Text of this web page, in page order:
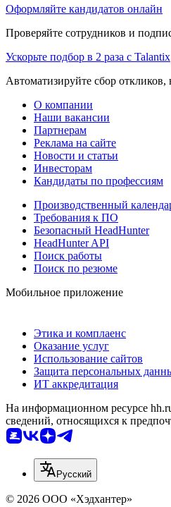
Оформляйте кандидатов онлайн
Проверяйте сотрудников и
Ускорьте подбор в 2 раза с Talantix
Автоматизируйте сбор откликов,
О компании
Наши вакансии
Партнерам
Реклама на сайте
Новости и статьи
Инвесторам
Кандидаты по профессиям
Производственный
Требования к ПО
Безопасный HeadHunter
HeadHunter API
Поиск работы
Поиск по резюме
Мобильное приложение
Этика и комплаенс
Оказание услуг
Использование сайтов
Защита персональных
ИТ аккредитация
На информационном ресурсе
сведений, относящихся к
Русский
© 2026 ООО «Хэдхантер»